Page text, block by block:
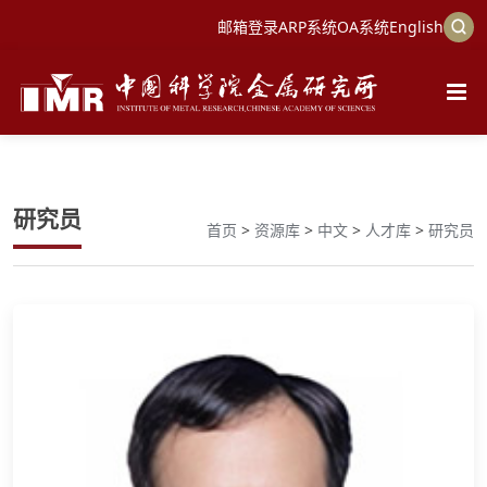
邮箱登录ARP系统OA系统English
研究员 首页 > 资源库 > 中文 > 人才库 > 研究员